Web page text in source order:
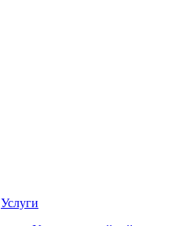
Услуги